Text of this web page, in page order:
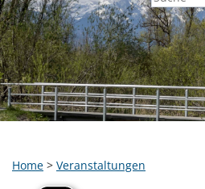
Home > Veranstaltungen